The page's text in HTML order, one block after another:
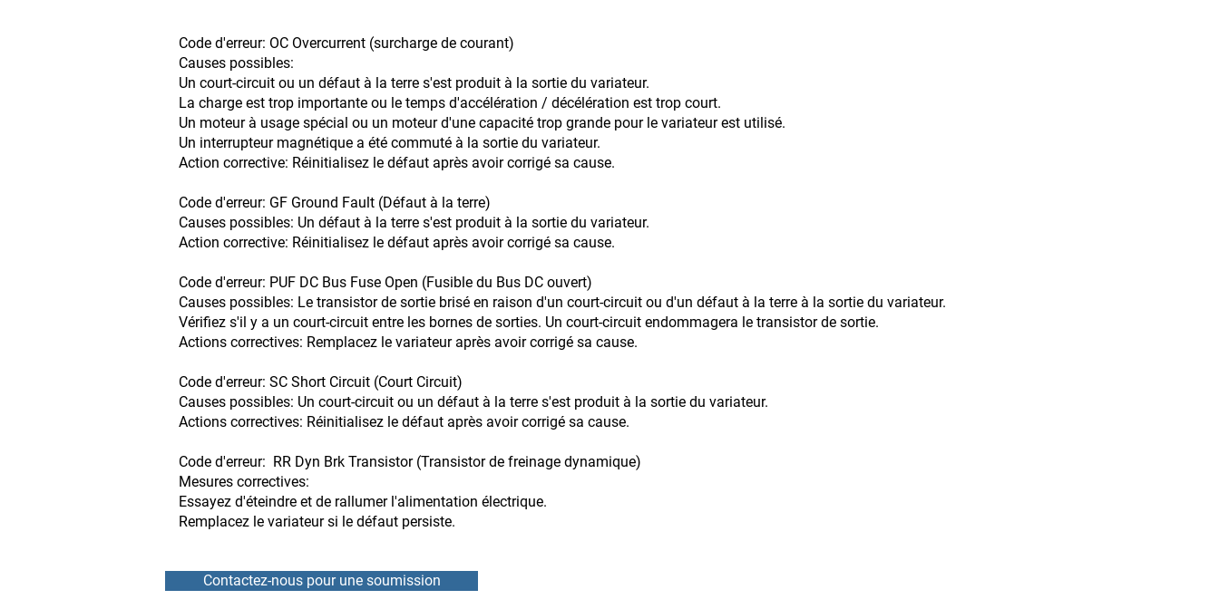
Code d'erreur: OC Overcurrent (surcharge de courant)
Causes possibles:
Un court-circuit ou un défaut à la terre s'est produit à la sortie du variateur.
La charge est trop importante ou le temps d'accélération / décélération est trop court.
Un moteur à usage spécial ou un moteur d'une capacité trop grande pour le variateur est utilisé.
Un interrupteur magnétique a été commuté à la sortie du variateur.
Action corrective: Réinitialisez le défaut après avoir corrigé sa cause.
Code d'erreur: GF Ground Fault (Défaut à la terre)
Causes possibles: Un défaut à la terre s'est produit à la sortie du variateur.
Action corrective: Réinitialisez le défaut après avoir corrigé sa cause.
Code d'erreur: PUF DC Bus Fuse Open (Fusible du Bus DC ouvert)
Causes possibles: Le transistor de sortie brisé en raison d'un court-circuit ou d'un défaut à la terre à la sortie du variateur.
Vérifiez s'il y a un court-circuit entre les bornes de sorties. Un court-circuit endommagera le transistor de sortie.
Actions correctives: Remplacez le variateur après avoir corrigé sa cause.
Code d'erreur: SC Short Circuit (Court Circuit)
Causes possibles: Un court-circuit ou un défaut à la terre s'est produit à la sortie du variateur.
Actions correctives: Réinitialisez le défaut après avoir corrigé sa cause.
Code d'erreur: RR Dyn Brk Transistor (Transistor de freinage dynamique)
Mesures correctives:
Essayez d'éteindre et de rallumer l'alimentation électrique.
Remplacez le variateur si le défaut persiste.
Contactez-nous pour une soumission